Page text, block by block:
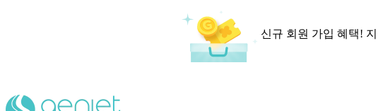
신규 회원 가입 혜택!